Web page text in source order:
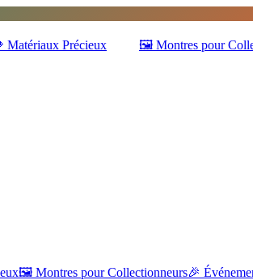
Matériaux Précieux 🖼️ Montres pour
🖼️ Montres pour Collectionneurs🎉